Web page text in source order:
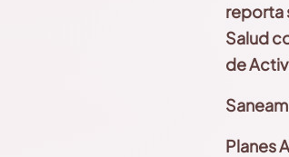
reporta
Salud
de
Planes